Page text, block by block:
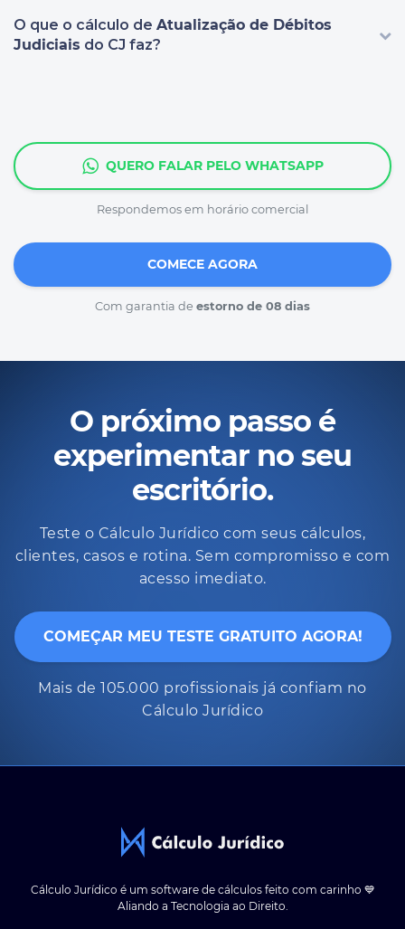
O que o cálculo de Atualização de Débitos
Judiciais do CJ faz?
QUERO FALAR PELO WHATSAPP
Respondemos em horário comercial
COMECE AGORA
Com garantia de estorno de 08 dias
O próximo passo é
experimentar no seu
escritório.
Teste o Cálculo Jurídico com seus cálculos,
clientes, casos e rotina. Sem compromisso e com
acesso imediato.
COMEÇAR MEU TESTE GRATUITO AGORA!
Mais de 105.000 profissionais já confiam no
Cálculo Jurídico
Cálculo Jurídico é um software de cálculos feito com carinho 💙
Aliando a Tecnologia ao Direito.